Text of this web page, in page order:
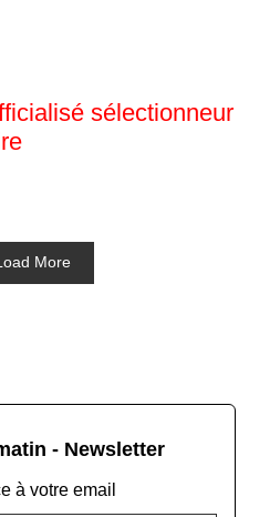
sélectionneur
More
- Newsletter
à votre email